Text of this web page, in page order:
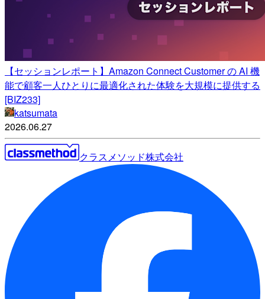
【セッションレポート】Amazon Connect Customer の AI 機
能で顧客一人ひとりに最適化された体験を大規模に提供する
[BIZ233]
katsumata
2026.06.27
クラスメソッド株式会社